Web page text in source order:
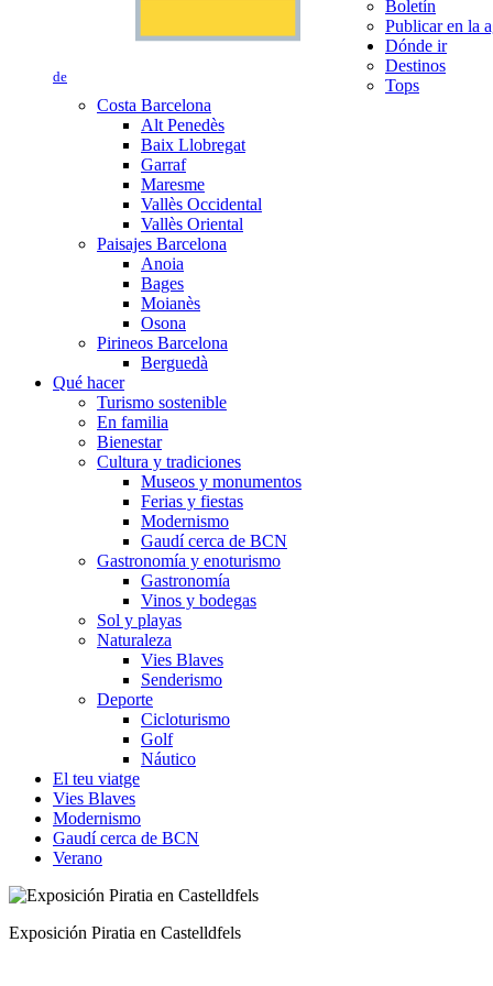
de
Boletín
Publicar en la
Dónde ir
Destinos
Tops
Costa Barcelona
Alt Penedès
Baix Llobregat
Garraf
Maresme
Vallès Occidental
Vallès Oriental
Paisajes Barcelona
Anoia
Bages
Moianès
Osona
Pirineos Barcelona
Berguedà
Qué hacer
Turismo sostenible
En familia
Bienestar
Cultura y tradiciones
Museos y monumentos
Ferias y fiestas
Modernismo
Gaudí cerca de BCN
Gastronomía y enoturismo
Gastronomía
Vinos y bodegas
Sol y playas
Naturaleza
Vies Blaves
Senderismo
Deporte
Cicloturismo
Golf
Náutico
El teu viatge
Vies Blaves
Modernismo
Gaudí cerca de BCN
Verano
Castillo de